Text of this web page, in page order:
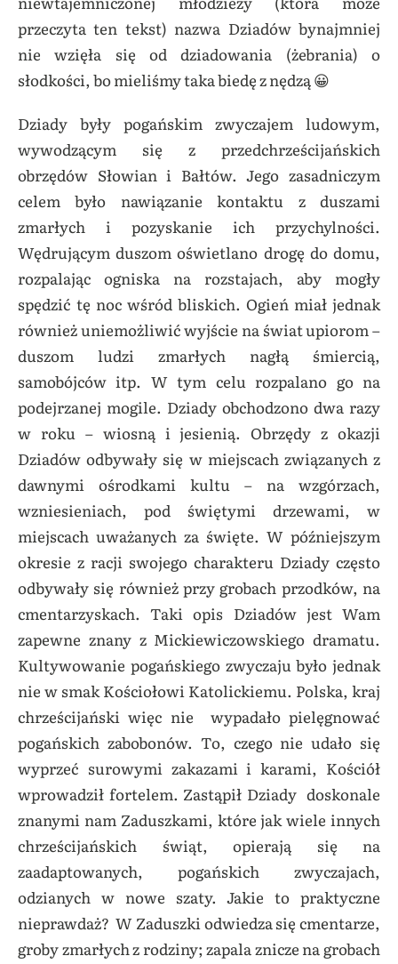
przeczyta ten tekst) nazwa Dziadów bynajmniej
nie wzięła się od dziadowania (żebrania) o
słodkości, bo mieliśmy taka biedę z nędzą 😀
Dziady były pogańskim zwyczajem ludowym,
wywodzącym się z przedchrześcijańskich
obrzędów Słowian i Bałtów. Jego zasadniczym
celem było nawiązanie kontaktu z duszami
zmarłych i pozyskanie ich przychylności.
Wędrującym duszom oświetlano drogę do domu,
rozpalając ogniska na rozstajach, aby mogły
spędzić tę noc wśród bliskich. Ogień miał jednak
również uniemożliwić wyjście na świat upiorom –
duszom ludzi zmarłych nagłą śmiercią,
samobójców itp. W tym celu rozpalano go na
podejrzanej mogile. Dziady obchodzono dwa razy
w roku – wiosną i jesienią. Obrzędy z okazji
Dziadów odbywały się w miejscach związanych z
dawnymi ośrodkami kultu – na wzgórzach,
wzniesieniach, pod świętymi drzewami, w
miejscach uważanych za święte. W późniejszym
okresie z racji swojego charakteru Dziady często
odbywały się również przy grobach przodków, na
cmentarzyskach. Taki opis Dziadów jest Wam
zapewne znany z Mickiewiczowskiego dramatu.
Kultywowanie pogańskiego zwyczaju było jednak
nie w smak Kościołowi Katolickiemu. Polska, kraj
chrześcijański więc nie wypadało pielęgnować
pogańskich zabobonów. To, czego nie udało się
wyprzeć surowymi zakazami i karami, Kościół
wprowadził fortelem. Zastąpił Dziady doskonale
znanymi nam Zaduszkami, które jak wiele innych
chrześcijańskich świąt, opierają się na
zaadaptowanych, pogańskich zwyczajach,
odzianych w nowe szaty. Jakie to praktyczne
nieprawdaż? W Zaduszki odwiedza się cmentarze,
grobyzmarłychz rodziny; zapala znicze na grobach